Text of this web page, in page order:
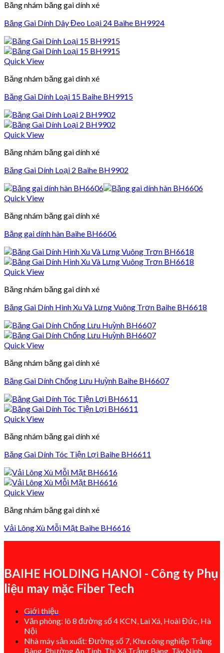
Băng nhám băng gai dính xé
Băng Gai Dính Dây Đeo Loại 24 Baihe BH9924
Quick View
Băng nhám băng gai dính xé
Băng Gai Dính Loại 15 Baihe BH9915
Quick View
Băng nhám băng gai dính xé
Băng Gai Dính Loại 2 Baihe BH9902
Quick View
Băng nhám băng gai dính xé
Băng gai dính hàn Baihe BH6606
Quick View
Băng nhám băng gai dính xé
Băng Gai Dính Hình Xu Và Lưng Vuông Trơn Baihe BH6618
Quick View
Băng nhám băng gai dính xé
Băng Gai Dính Chống Lưu Huỳnh Baihe BH6607
Quick View
Băng nhám băng gai dính xé
Băng Gai Dính Tóc Tiện Lợi Baihe BH6611
Quick View
Băng nhám băng gai dính xé
Vải Lông Xù Mỗi Mặt Baihe BH6616
BAIHE HOLDING HANOI - Công ty Phụ
liệu may mặc Fiber Tech
Giới thiệu
Văn phòng: lô 8 đường số 4 KCN, Lai Xá, Hoài Đức, Hà
Nội
Nhà máy sản xuất: Đường số 7, Khu công nghiệp Trảng
Bàng, Phường An Tịnh, Thị Xã Trảng Bàng, Tây Ninh